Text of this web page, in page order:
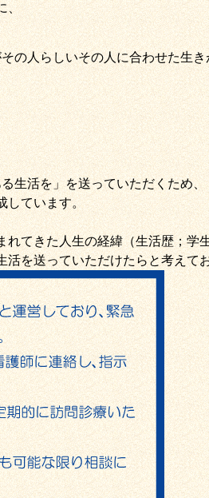
、
その人らしいその人に合わせた生
生活を」を送っていただくため、
しています。
てきた人生の経緯（生活歴；
を送っていただけたらと考えて